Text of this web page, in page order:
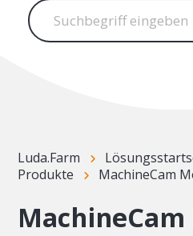
Luda.Farm
Produkte
MachineCam